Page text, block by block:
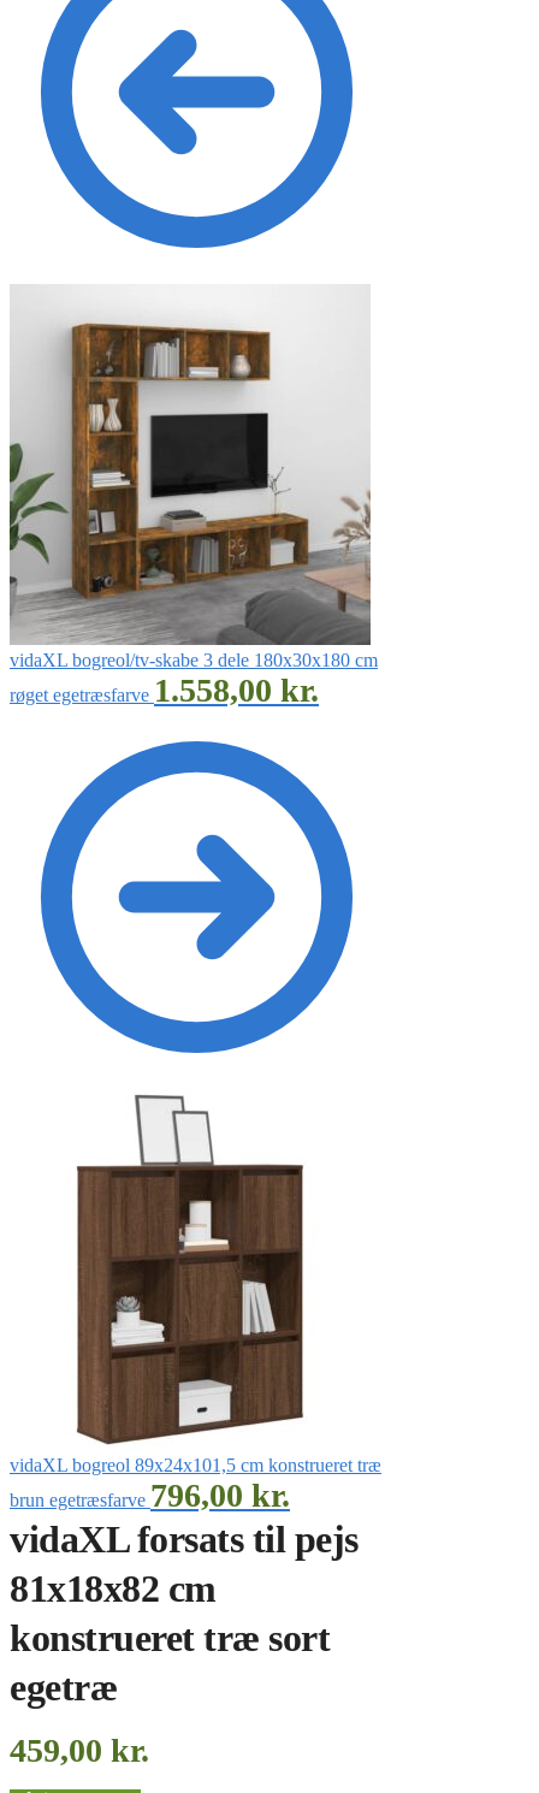
vidaXL bogreol/tv-skabe 3 dele 180x30x180 cm
røget egetræsfarve 1.558,00 kr.
vidaXL bogreol 89x24x101,5 cm konstrueret træ
brun egetræsfarve 796,00 kr.
vidaXL forsats til pejs
81x18x82 cm
konstrueret træ sort
egetræ
459,00 kr.